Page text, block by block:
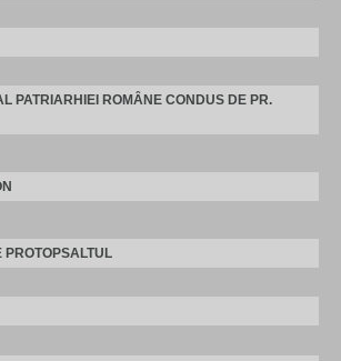
PATRIARHIEI ROMÂNE CONDUS DE PR.
PROTOPSALTUL